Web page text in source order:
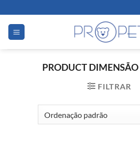
to
content
PRODUCT DIMENSÃO
FILTRAR